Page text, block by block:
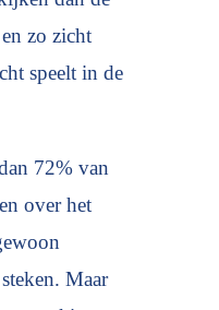
zo zicht
speelt in de
72% van
over het
Maar